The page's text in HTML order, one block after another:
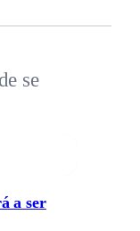
se
a ser